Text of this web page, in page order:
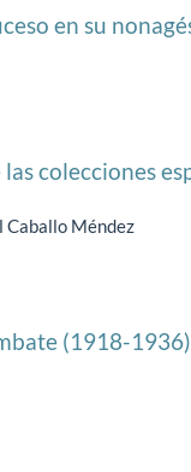
en su
colecciones
Caballo Méndez
(1918-1936)